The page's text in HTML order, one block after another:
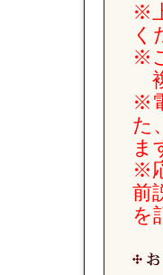
※
く
※
※
た
ま
※
前
を